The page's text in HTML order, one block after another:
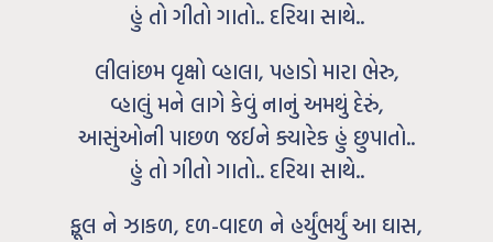
હું તો ગીતો ગાતો.. દરિયા સાથે..
લીલાંછમ વૃક્ષો વ્હાલા, પહાડો મારા ભેરુ,
વ્હાલું મને લાગે કેવું નાનું અમથું દેરું,
આસુંઓની પાછળ જઈને ક્યારેક હું છુપાતો..
હું તો ગીતો ગાતો.. દરિયા સાથે..
ફૂલ ને ઝાકળ, દળ-વાદળ ને હર્યુંભર્યું આ ઘાસ,